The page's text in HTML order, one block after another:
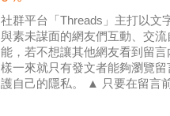
社群平台「Threads」主打以文
與素未謀面的網友們互動、交
能，若不想讓其他網友看到留
樣一來就只有發文者能夠瀏覽
護自己的隱私。 ▲ 只要在留言